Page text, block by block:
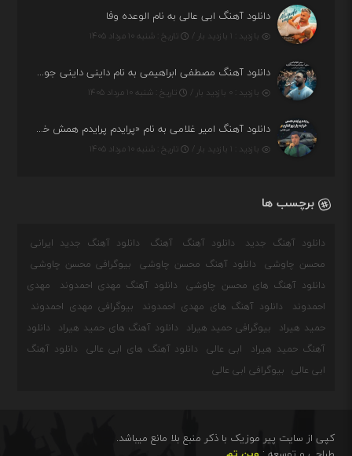
دانلود آهنگ ابی عالی به نام الوعده وفا
بازدید : ۱ بازدید بار / تاریخ : شنبه ۱۰ مرداد ۱۴۰۵
دانلود آهنگ مصطفی ابراهیمی به نام داینی داینی جونم قربون پنج تیر پرونم
بازدید : ۰ بازدید بار / تاریخ : شنبه ۱۰ مرداد ۱۴۰۵
دانلود آهنگ امیر غلامی به نام «پرایدم پرایدم همش خرابه یار نیو کنارم دیگه پولی نداروم (ریمیکس اینستاگرام)»
بازدید : ۱ بازدید بار / تاریخ : شنبه ۱۰ مرداد ۱۴۰۵
برچسب ها
دانلود آهنگ جدید دانلود آهنگ آهنگ
دانلود آهنگ جدید ایرانی
محسن چاوشی
دانلود آهنگ محسن چاوشی
بیوگرافی محسن چاوشی
دانلود آهنگ های محسن چاوشی
دانلود آهنگ مهدی احمدوند
مهدی
احمدوند
دانلود آهنگ های مهدی احمدوند
بیوگرافی مهدی احمدوند
حمید هیراد
بیوگرافی حمید هیراد دانلود آهنگ های حمید هیراد
دانلود
آهنگ حمید هیراد
ابی عالی دانلود آهنگ های ابی عالی
دانلود آهنگ
ابی عالی
بیوگرافی ابی عالی
کپی از سایت پیر موزیک با ذکر منبع بلا مانع میباشد.